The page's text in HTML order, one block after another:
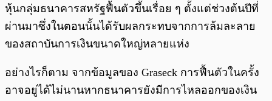
หุ้นกลุ่มธนาคารสหรัฐฟื้นตัวขึ้นเรื่อย ๆ ตั้งแต่ช่วงต้นปีที่
ผ่านมาซึ่งในตอนนั้นได้รับผลกระทบจากการล้มละลาย
ของสถาบันการเงินขนาดใหญ่หลายแห่ง
อย่างไรก็ตาม จากข้อมูลของ Graseck การฟื้นตัวในครั้ง
อาจอยู่ได้ไม่นานหากธนาคารยังมีการไหลออกของเงิน